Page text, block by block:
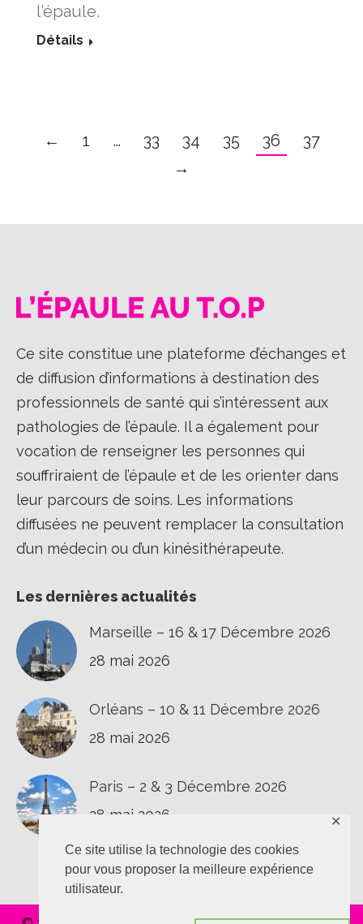
Ce site utilise la technologie des cookies
pour vous proposer la meilleure expérience
utilisateur.
✕
l’épaule.
Détails
← 1 … 33 34 35 36
37
→
Ce site constitue une plateforme d’échanges et
de diffusion d’informations à destination des
professionnels de santé qui s’intéressent aux
pathologies de l’épaule. Il a également pour
vocation de renseigner les personnes qui
souffriraient de l’épaule et de les orienter dans
leur parcours de soins. Les informations
diffusées ne peuvent remplacer la consultation
d’un médecin ou d’un kinésithérapeute.
Les dernières actualités
Marseille – 16 & 17 Décembre 2026
28 mai 2026
Orléans – 10 & 11 Décembre 2026
28 mai 2026
Paris – 2 & 3 Décembre 2026
28 mai 2026